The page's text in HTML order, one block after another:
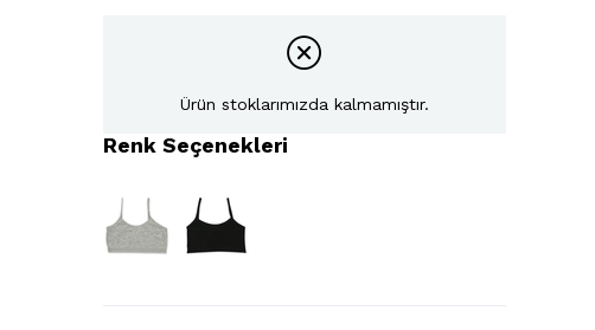
Ürün stoklarımızda kalmamıştır.
Renk Seçenekleri